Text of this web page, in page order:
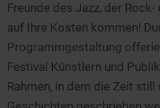
Glamping
Seen in Europa
Österreich
Schweiz
Niederlande
Freunde des Jazz, der
auf Ihre Kosten kommen!
Programmgestaltung
Festival Künstlern und
Rahmen, in dem die Zeit